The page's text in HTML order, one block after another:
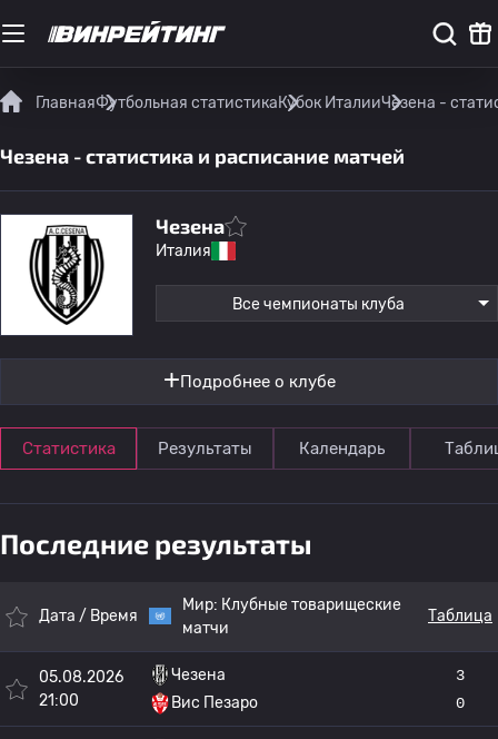
ГлавнаяФутбольная статистикаКубок ИталииЧезена -
Чезена - статистика и расписание матчей
Чезена
Италия
Все чемпионаты клуба
Подробнее о клубе
Статистика Результаты Календарь
Последние результаты
Дата / Время
Мир: Клубные товарищеские
матчи
Таблица
05.08.2026
21:00
Чезена
Вис Пезаро
3
0